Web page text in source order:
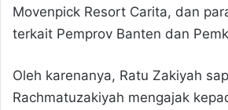
Movenpick Resort Carita, dan
terkait Pemprov Banten dan
Oleh karenanya, Ratu Zakiyah
Rachmatuzakiyah mengajak